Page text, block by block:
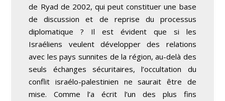
de Ryad de 2002, qui peut constituer une base
de discussion et de reprise du processus
diplomatique ? Il est évident que si les
Israéliens veulent développer des relations
avec les pays sunnites de la région, au-delà des
seuls échanges sécuritaires, l’occultation du
conflit israélo-palestinien ne saurait être de
mise. Comme l’a écrit l’un des plus fins